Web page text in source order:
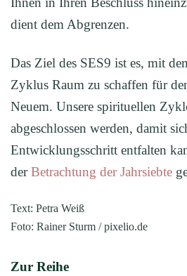
dient dem Abgrenzen.
Das Ziel des SES9 ist es, mit
Zyklus Raum zu schaffen für
Neuem. Unsere spirituellen
abgeschlossen werden, damit
Entwicklungsschritt entfalten
derBetrachtung der Jahrsiebte
Text: Petra Weiß
Foto: Rainer Sturm / pixelio.de
Zur Reihe